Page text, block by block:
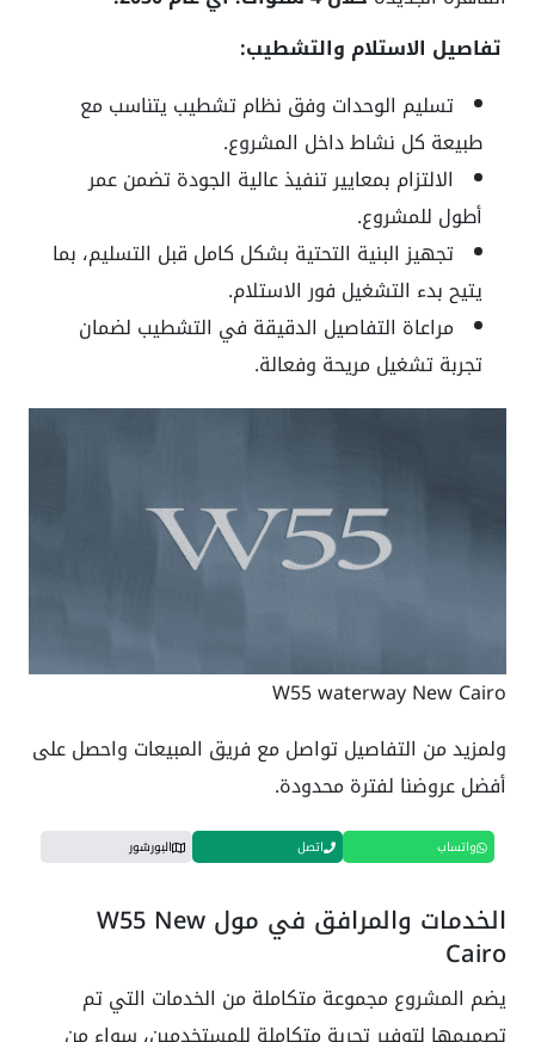
تفاصيل الاستلام والتشطيب:
تسليم الوحدات وفق نظام تشطيب يتناسب مع
طبيعة كل نشاط داخل المشروع.
الالتزام بمعايير تنفيذ عالية الجودة تضمن عمر
أطول للمشروع.
تجهيز البنية التحتية بشكل كامل قبل التسليم، بما
يتيح بدء التشغيل فور الاستلام.
مراعاة التفاصيل الدقيقة في التشطيب لضمان
تجربة تشغيل مريحة وفعالة.
W55 waterway New Cairo
ولمزيد من التفاصيل تواصل مع فريق المبيعات واحصل على
أفضل عروضنا لفترة محدودة.
واتساب اتصل البورشور
الخدمات والمرافق في مول W55 New
Cairo
يضم المشروع مجموعة متكاملة من الخدمات التي تم